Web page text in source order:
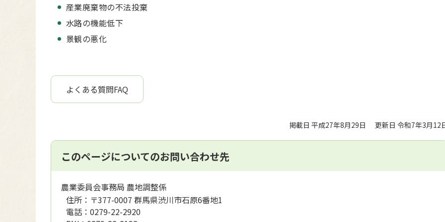
産業廃棄物の不法投棄
水路の機能低下
景観の悪化
よくある質問FAQ
掲載日 平成27年8月29日 更新日 令和7年3月12
このページについてのお問い合わせ先
農業委員会事務局 農地調整係
住所： 〒377-0007 群馬県渋川市石原6番地1
電話： 0279-22-2920